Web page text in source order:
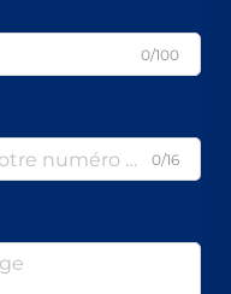
0/100
0/16